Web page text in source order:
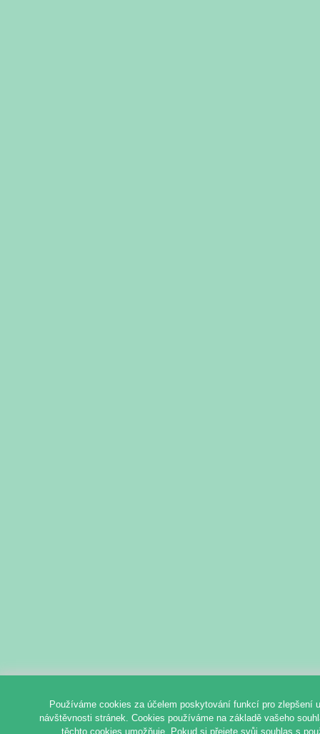
Používáme cookies za účelem poskytování funkcí pro zlepšení
návštěvnosti stránek. Cookies používáme na základě vašeho
těchto cookies umožňuje. Pokud si přejete svůj souhlas s